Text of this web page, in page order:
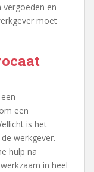
vergoeden en
moet
een
is het
werkgever.
hulp na
in heel